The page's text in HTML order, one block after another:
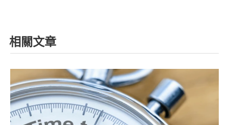
相關文章